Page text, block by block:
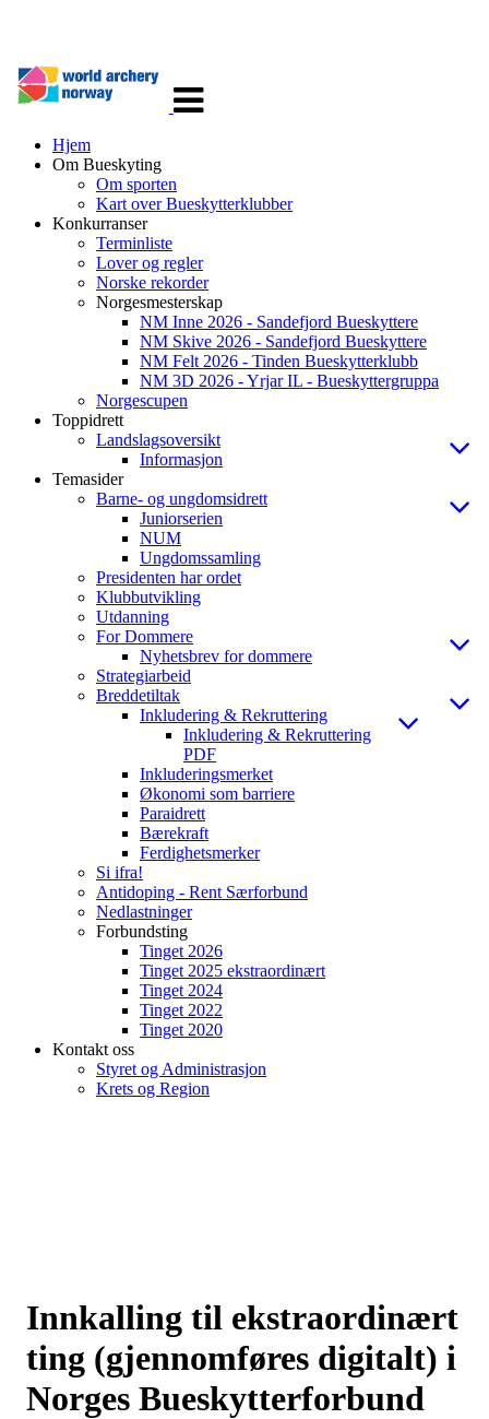
navigasjon
Hjem
Om Bueskyting
Om sporten
Kart over Bueskytterklubber
Konkurranser
Terminliste
Lover og regler
Norske rekorder
Norgesmesterskap
NM Inne 2026 - Sandefjord Bueskyttere
NM Skive 2026 - Sandefjord Bueskyttere
NM Felt 2026 - Tinden Bueskytterklubb
NM 3D 2026 - Yrjar IL - Bueskyttergruppa
Norgescupen
Toppidrett
Landslagsoversikt
Informasjon
Temasider
Barne- og ungdomsidrett
Juniorserien
NUM
Ungdomssamling
Presidenten har ordet
Klubbutvikling
Utdanning
For Dommere
Nyhetsbrev for dommere
Strategiarbeid
Breddetiltak
Inkludering & Rekruttering
Inkludering & Rekruttering
PDF
Inkluderingsmerket
Økonomi som barriere
Paraidrett
Bærekraft
Ferdighetsmerker
Si ifra!
Antidoping - Rent Særforbund
Nedlastninger
Forbundsting
Tinget 2026
Tinget 2025 ekstraordinært
Tinget 2024
Tinget 2022
Tinget 2020
Kontakt oss
Styret og Administrasjon
Krets og Region
Innkalling til ekstraordinært
ting (gjennomføres digitalt) i
Norges Bueskytterforbund